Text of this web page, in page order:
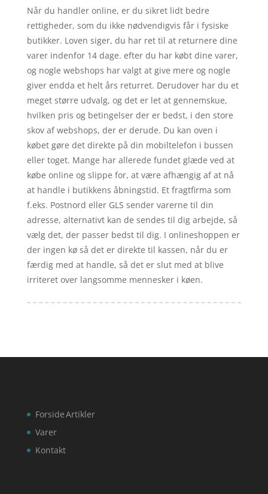
Når du handler online, er du sikret lidt bedre
rettigheder, som du ikke nødvendigvis får i fysiske
butikker. Loven siger, du har ret til at returnere dine
varer indenfor 14 dage. efter du har købt dine varer,
og nogle webshops har valgt at give mere og nogle
giver endda et helt års returret. Derudover har du et
meget større udvalg, og det er let at gennemskue,
hvilken pris og betingelser der er bedst, i den store
skov af webshops, der er derude. Du kan oven i
købet gøre det direkte på din mobiltelefon i bussen
eller toget. Mange har allerede fundet glæde ved at
købe online og slippe for, at være afhængig af at nå
at handle i butikkens åbningstid. Et fragtfirma som
f.eks. Postnord eller GLS sender varerne til din
adresse, alternativt kan de sendes til dig arbejde, så
vælg det, der passer bedst til dig. I onlineshoppen er
der ingen kø så det er direkte til kassen, når du er
færdig med at handle, så det er slut med at blive
irriteret over langsomme mennesker i køen.
Forside
Varer
Kontakt
Artikler